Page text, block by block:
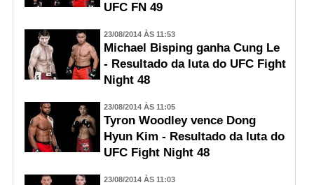
UFC FN 49
23/08/2014 ÀS 11:53
Michael Bisping ganha Cung Le
- Resultado da luta do UFC Fight
Night 48
23/08/2014 ÀS 11:05
Tyron Woodley vence Dong
Hyun Kim - Resultado da luta do
UFC Fight Night 48
23/08/2014 ÀS 11:03